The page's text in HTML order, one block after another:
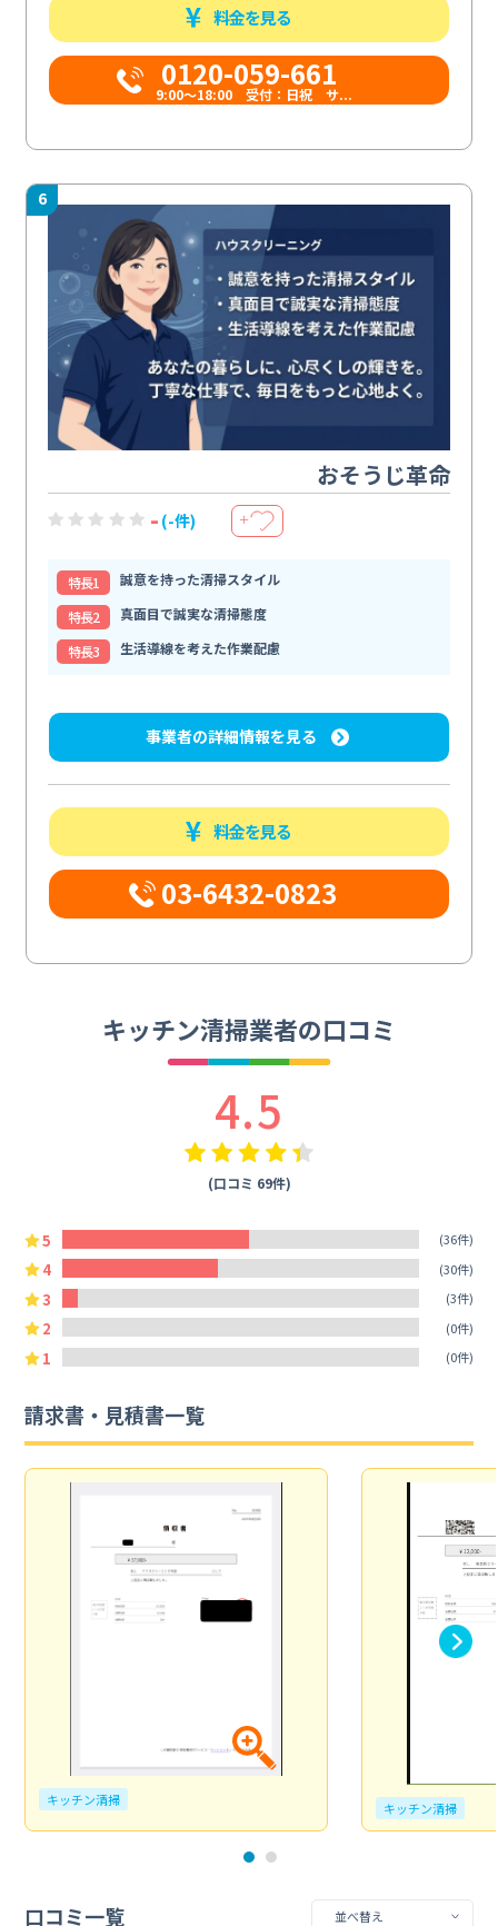
料金を見る
0120-059-661
9:00〜18:00 受付：日祝 サ...
6
おそうじ革命
- (-件) ＋
特⻑1
誠意を持った清掃スタイル
特⻑2
真面目で誠実な清掃態度
特⻑3
生活導線を考えた作業配慮
事業者の詳細情報を見る
料金を見る
03-6432-0823
キッチン清掃業者の口コミ
4.5
(口コミ 69件)
5 (36件)
4 (30件)
3 (3件)
2 (0件)
1 (0件)
請求書・見積書一覧
キッチン清掃 キッチン清掃
口コミ一覧